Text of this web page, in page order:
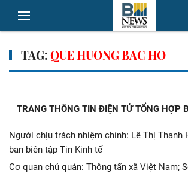
TAG:QUE HUONG BAC HO
TRANG THÔNG TIN ĐIỆN TỬ TỔNG HỢP
Người chịu trách nhiệm chính: Lê Thị Thanh
ban biên tập Tin Kinh tế
Cơ quan chủ quản: Thông tấn xã Việt Nam;